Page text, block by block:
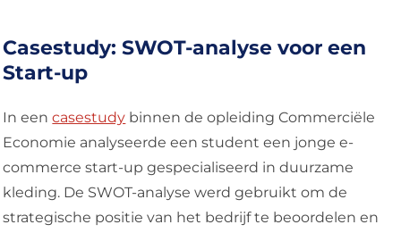
Casestudy: SWOT-analyse voor een
Start-up
In eencasestudy binnen de opleiding Commerciële
Economie analyseerde een student een jonge e-
commerce start-up gespecialiseerd in duurzame
kleding. De SWOT-analyse werd gebruikt om de
strategische positie van het bedrijf te beoordelen en